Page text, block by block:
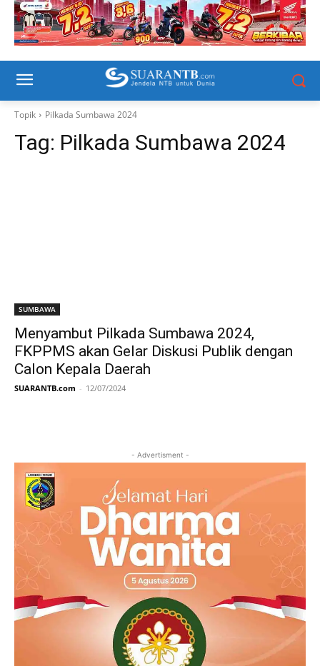
Topik Pilkada Sumbawa 2024
Tag: Pilkada Sumbawa 2024
SUMBAWA
Menyambut Pilkada Sumbawa 2024,
FKPPMS akan Gelar Diskusi Publik dengan
Calon Kepala Daerah
SUARANTB.com - 12/07/2024
- Advertisment -